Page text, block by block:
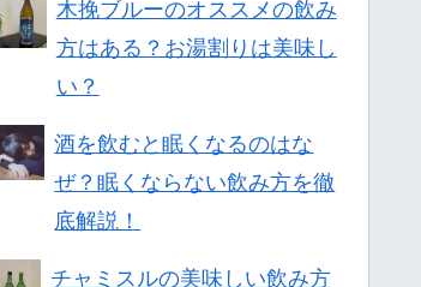
木挽ブルーのオススメの飲み
方はある？お湯割りは美味し
い？
酒を飲むと眠くなるのはな
ぜ？眠くならない飲み方を徹
底解説！
チャミスルの美味しい飲み方